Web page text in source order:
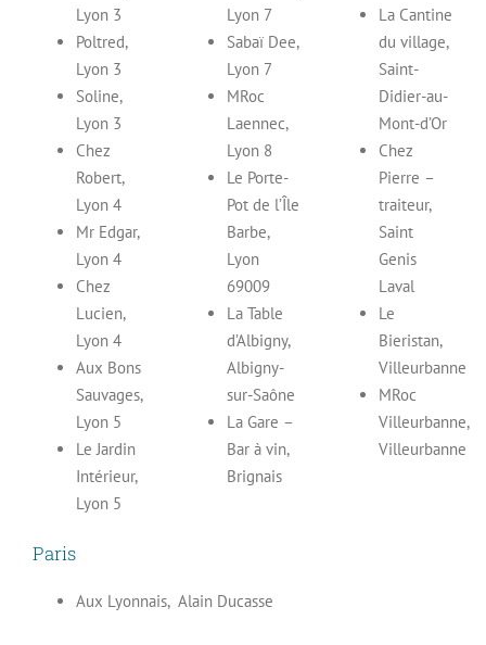
Lyon 3
Poltred,
Lyon 3
Soline,
Lyon 3
Chez
Robert,
Lyon 4
Mr Edgar,
Lyon 4
Chez
Lucien,
Lyon 4
Aux Bons
Sauvages,
Lyon 5
Le Jardin
Intérieur,
Lyon 5
Lyon 7
Sabaï Dee,
Lyon 7
MRoc
Laennec,
Lyon 8
Le Porte-
Pot de l’Île
Barbe,
Lyon
69009
La Table
d’Albigny,
Albigny-
sur-Saône
La Gare –
Bar à vin,
Brignais
La Cantine
du village,
Saint-
Didier-au-
Mont-d’Or
Chez
Pierre –
traiteur,
Saint
Genis
Laval
Le
Bieristan,
Villeurbanne
MRoc
Villeurbanne,
Villeurbanne
Paris
Aux Lyonnais, Alain Ducasse